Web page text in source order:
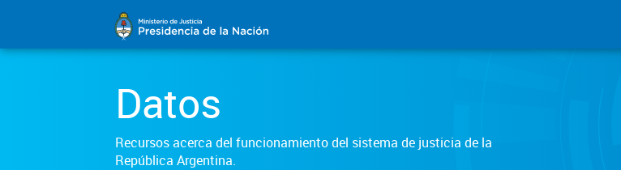
Datos
Recursos acerca del funcionamiento del sistema de justicia de la
República Argentina.